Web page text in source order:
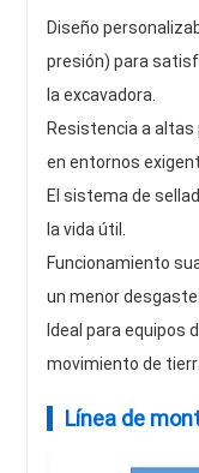
Diseño
presión) para
la excavadora.
Resistencia a
en entornos
El sistema de
la vida útil.
Funcionamiento
un menor
Ideal para equipos
movimiento de
Línea de